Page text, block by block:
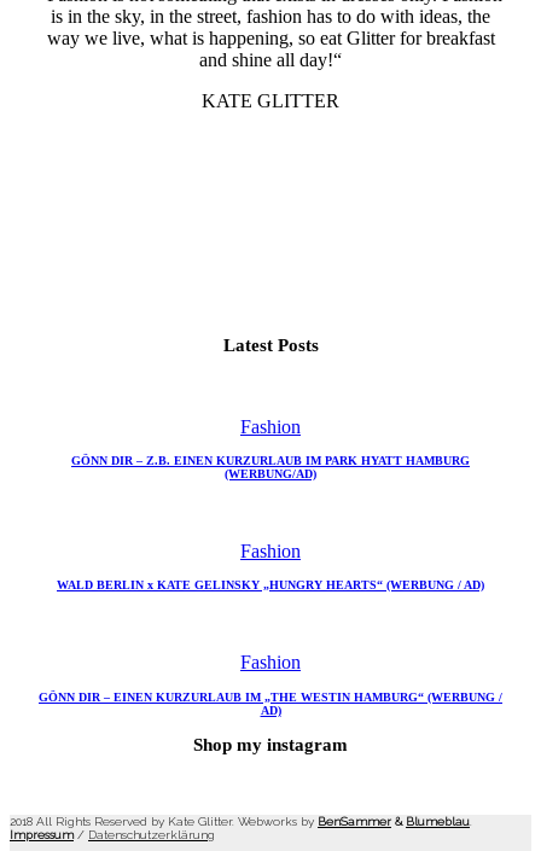
is in the sky, in the street, fashion has to do with ideas, the
way we live, what is happening, so eat Glitter for breakfast
and shine all day!“
KATE GLITTER
Latest Posts
Fashion
GÖNN DIR – Z.B. EINEN KURZURLAUB IM PARK HYATT HAMBURG
(WERBUNG/AD)
Fashion
WALD BERLIN x KATE GELINSKY „HUNGRY HEARTS“ (WERBUNG / AD)
Fashion
GÖNN DIR – EINEN KURZURLAUB IM „THE WESTIN HAMBURG“ (WERBUNG /
AD)
Shop my instagram
2018 All Rights Reserved by Kate Glitter. Webworks by BenSammer & Blumeblau
Impressum/ Datenschutzerklärung